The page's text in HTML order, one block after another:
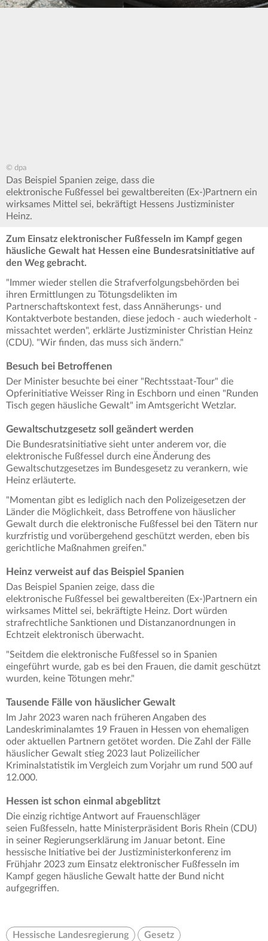
© dpa
Das Beispiel Spanien zeige, dass die
elektronische Fußfessel bei gewaltbereiten (Ex-)Partnern ein
wirksames Mittel sei, bekräftigt Hessens Justizminister
Heinz.
Zum Einsatz elektronischer Fußfesseln im Kampf gegen
häusliche Gewalt hat Hessen eine Bundesratsinitiative auf
den Weg gebracht.
"Immer wieder stellen die Strafverfolgungsbehörden bei
ihren Ermittlungen zu Tötungsdelikten im
Partnerschaftskontext fest, dass Annäherungs- und
Kontaktverbote bestanden, diese jedoch - auch wiederholt -
missachtet werden", erklärte Justizminister Christian Heinz
(CDU). "Wir finden, das muss sich ändern."
Besuch bei Betroffenen
Der Minister besuchte bei einer "Rechtsstaat-Tour" die
Opferinitiative Weisser Ring in Eschborn und einen "Runden
Tisch gegen häusliche Gewalt" im Amtsgericht Wetzlar.
Gewaltschutzgesetz soll geändert werden
Die Bundesratsinitiative sieht unter anderem vor, die
elektronische Fußfessel durch eine Änderung des
Gewaltschutzgesetzes im Bundesgesetz zu verankern, wie
Heinz erläuterte.
"Momentan gibt es lediglich nach den Polizeigesetzen der
Länder die Möglichkeit, dass Betroffene von häuslicher
Gewalt durch die elektronische Fußfessel bei den Tätern nur
kurzfristig und vorübergehend geschützt werden, eben bis
gerichtliche Maßnahmen greifen."
Heinz verweist auf das Beispiel Spanien
Das Beispiel Spanien zeige, dass die
elektronische Fußfessel bei gewaltbereiten (Ex-)Partnern ein
wirksames Mittel sei, bekräftigte Heinz. Dort würden
strafrechtliche Sanktionen und Distanzanordnungen in
Echtzeit elektronisch überwacht.
"Seitdem die elektronische Fußfessel so in Spanien
eingeführt wurde, gab es bei den Frauen, die damit geschützt
wurden, keine Tötungen mehr."
Tausende Fälle von häuslicher Gewalt
Im Jahr 2023 waren nach früheren Angaben des
Landeskriminalamtes 19 Frauen in Hessen von ehemaligen
oder aktuellen Partnern getötet worden. Die Zahl der Fälle
häuslicher Gewalt stieg 2023 laut Polizeilicher
Kriminalstatistik im Vergleich zum Vorjahr um rund 500 auf
12.000.
Hessen ist schon einmal abgeblitzt
Die einzig richtige Antwort auf Frauenschläger
seien Fußfesseln, hatte Ministerpräsident Boris Rhein (CDU)
in seiner Regierungserklärung im Januar betont. Eine
hessische Initiative bei der Justizministerkonferenz im
Frühjahr 2023 zum Einsatz elektronischer Fußfesseln im
Kampf gegen häusliche Gewalt hatte der Bund nicht
aufgegriffen.
Hessische Landesregierung Gesetz